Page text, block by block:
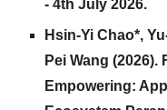
- 4th July 2026.
Hsin-Yi Chao*,
Pei Wang (2026).
Empowering: